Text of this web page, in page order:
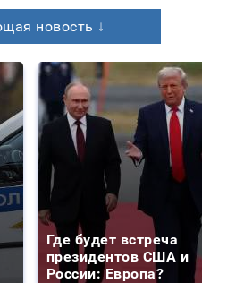
новость ↓
Где будет встреча
президентов США и
России: Европа?